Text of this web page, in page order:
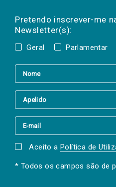
Pretendo inscrever-me
Newsletter(s):
Geral Parlamentar
a(s) newsletter(s).
mail
Aceito a Política de
* Todos os campos são de